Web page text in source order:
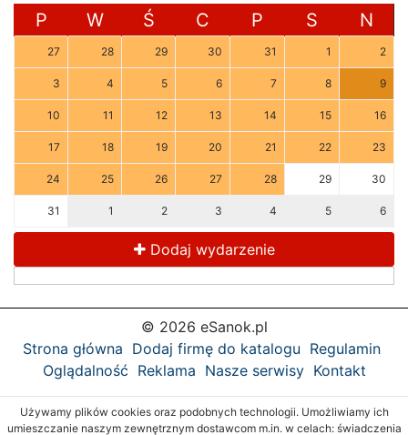
P W Ś C P S N
27 28 29 30 31 1 2
3 4 5 6 7 8 9
10 11 12 13 14 15 16
17 18 19 20 21 22 23
24 25 26 27 28 29 30
31 1 2 3 4 5 6
Dodaj wydarzenie
© 2026 eSanok.pl
Strona główna Dodaj firmę do katalogu Regulamin
Oglądalność Reklama Nasze serwisy Kontakt
Używamy plików cookies oraz podobnych technologii. Umożliwiamy ich
umieszczanie naszym zewnętrznym dostawcom m.in. w celach: świadczenia